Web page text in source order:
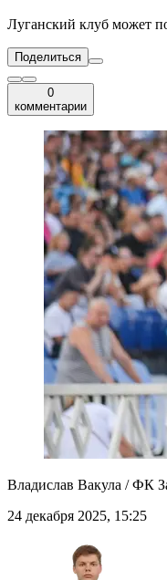
Луганский клуб может
Поделиться
0
комментарии
Владислав Вакула / ФК
24 декабря 2025, 15:25